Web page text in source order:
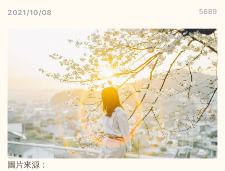
2021/10/08 5689
圖片來源：